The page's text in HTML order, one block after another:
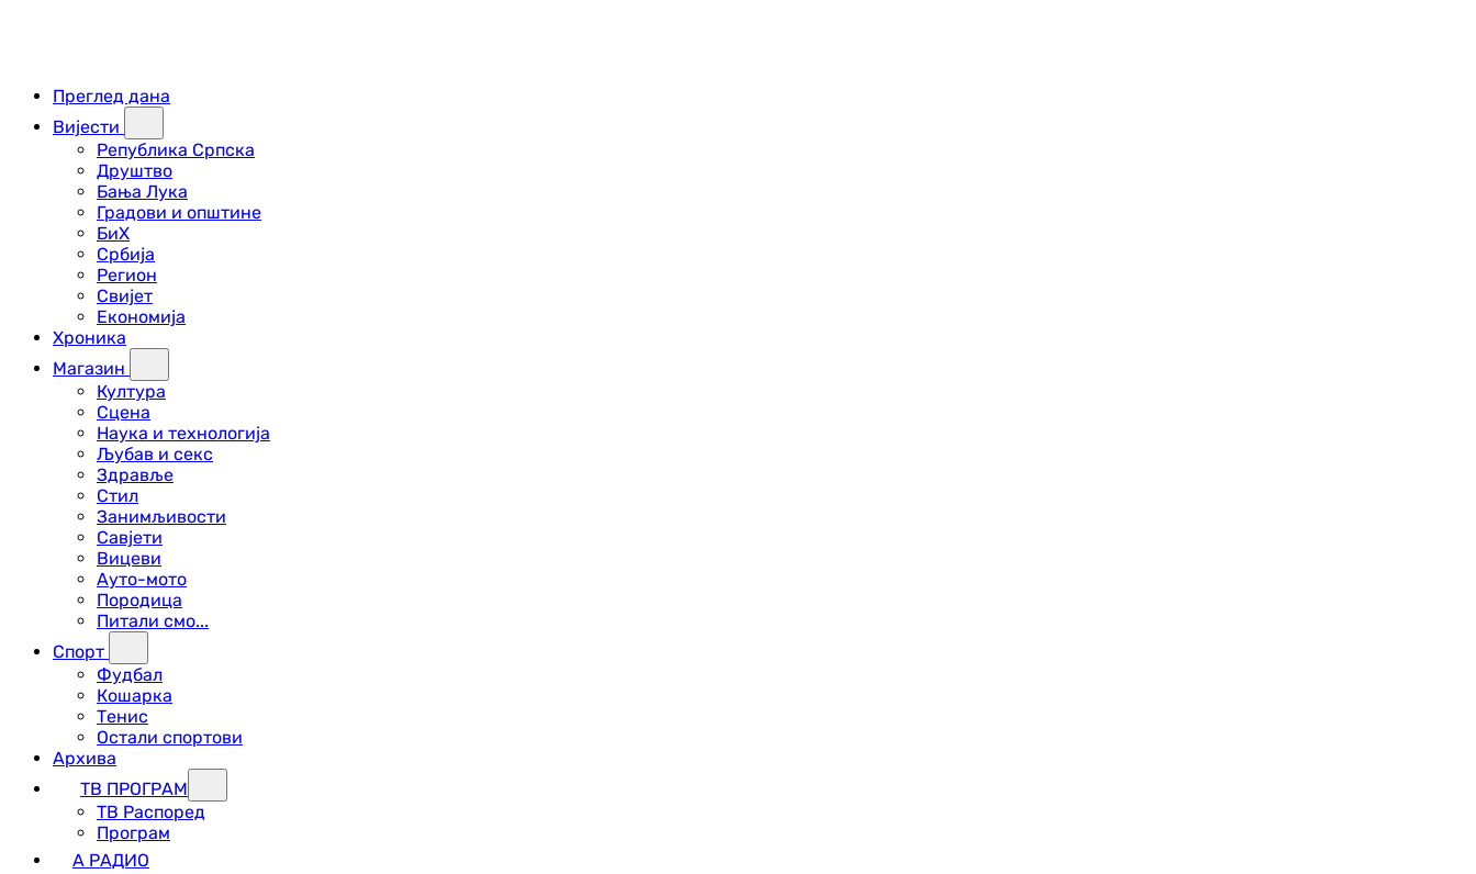
Преглед дана
Вијести
Република Српска
Друштво
Бања Лука
Градови и општине
БиХ
Србија
Регион
Свијет
Економија
Хроника
Магазин
Култура
Сцена
Наука и технологија
Љубав и секс
Здравље
Стил
Занимљивости
Савјети
Вицеви
Ауто-мото
Породица
Питали смо...
Спорт
Фудбал
Кошарка
Тенис
Остали спортови
Архива
ТВ ПРОГРАМ
ТВ Распоред
Програм
А РАДИО